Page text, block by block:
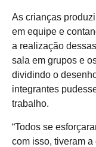
As crianças
em equipe e
a realização
sala em grupos e
dividindo o
integrantes
trabalho.
“Todos se
com isso, tiveram